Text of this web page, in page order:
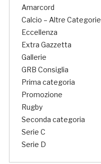
Amarcord
Calcio – Altre Categorie
Eccellenza
Extra Gazzetta
Gallerie
GRB Consiglia
Prima categoria
Promozione
Rugby
Seconda categoria
Serie C
Serie D